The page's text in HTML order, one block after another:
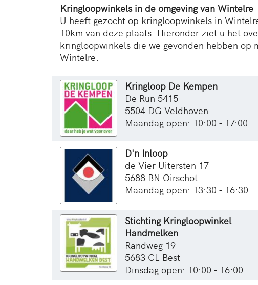
Kringloopwinkels in de omgeving van Wintelre
U heeft gezocht op kringloopwinkels in
10km van deze plaats. Hieronder ziet u het
kringloopwinkels die we gevonden hebben op
Wintelre:
Kringloop De Kempen
De Run 5415
5504 DG Veldhoven
Maandag open: 10:00 - 17:00
D'n Inloop
de Vier Uitersten 17
5688 BN Oirschot
Maandag open: 13:30 - 16:30
Stichting Kringloopwinkel
Handmelken
Randweg 19
5683 CL Best
Dinsdag open: 10:00 - 16:00